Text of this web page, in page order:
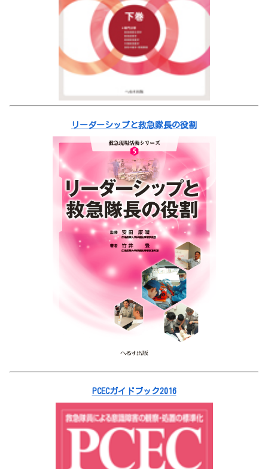
リーダーシップと救急隊長の役割
PCECガイドブック2016